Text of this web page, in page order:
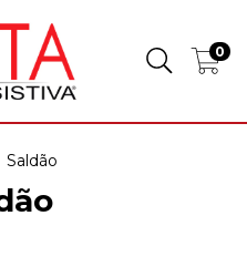
0
Saldão